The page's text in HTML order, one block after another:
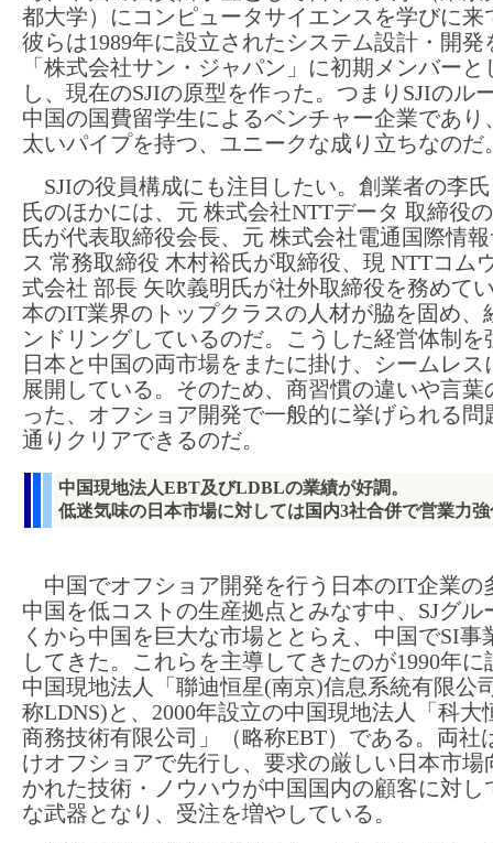
都大学）にコンピュータサイエンスを学びに来
彼らは1989年に設立されたシステム設計・開発
「株式会社サン・ジャパン」に初期メンバーと
し、現在のSJIの原型を作った。つまりSJIのル
中国の国費留学生によるベンチャー企業であり
太いパイプを持つ、ユニークな成り立ちなのだ
SJIの役員構成にも注目したい。創業者の李
氏のほかには、元 株式会社NTTデータ 取締役
氏が代表取締役会長、元 株式会社電通国際情
ス 常務取締役 木村裕氏が取締役、現 NTTコム
式会社 部長 矢吹義明氏が社外取締役を務めて
本のIT業界のトップクラスの人材が脇を固め、
ンドリングしているのだ。こうした経営体制を
日本と中国の両市場をまたに掛け、シームレス
展開している。そのため、商習慣の違いや言葉
った、オフショア開発で一般的に挙げられる問
通りクリアできるのだ。
中国現地法人EBT及びLDBLの業績が好調。
低迷気味の日本市場に対しては国内3社合併で営業力強
中国でオフショア開発を行う日本のIT企業の
中国を低コストの生産拠点とみなす中、SJグル
くから中国を巨大な市場ととらえ、中国でSI事
してきた。これらを主導してきたのが1990年に
中国現地法人「聯迪恒星(南京)信息系統有限公
称LDNS)と、2000年設立の中国現地法人「科大
商務技術有限公司」（略称EBT）である。両社
けオフショアで先行し、要求の厳しい日本市場
かれた技術・ノウハウが中国国内の顧客に対し
な武器となり、受注を増やしている。